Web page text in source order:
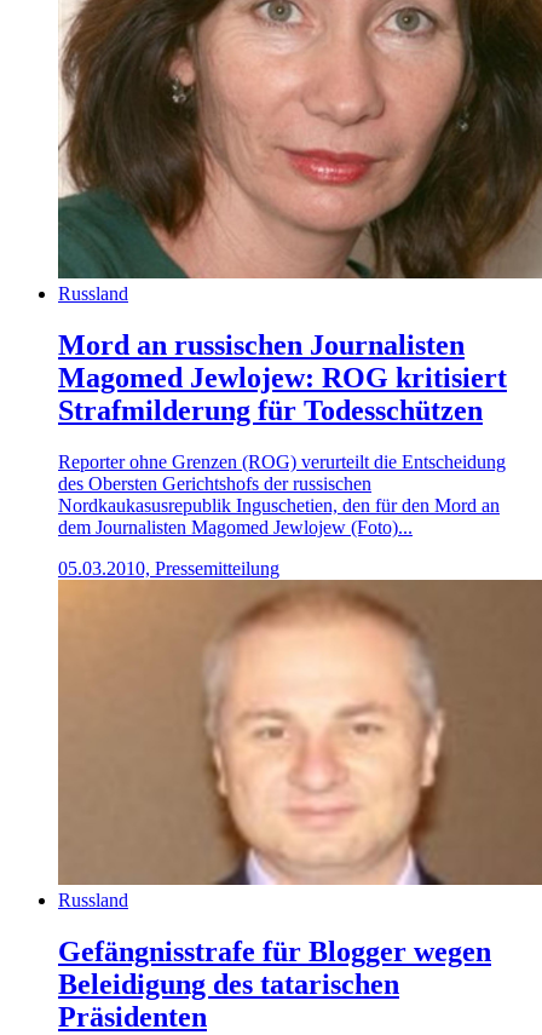
Russland
Mord an russischen Journalisten
Magomed Jewlojew: ROG kritisiert
Strafmilderung für Todesschützen
Reporter ohne Grenzen (ROG) verurteilt die Entscheidung
des Obersten Gerichtshofs der russischen
Nordkaukasusrepublik Inguschetien, den für den Mord an
dem Journalisten Magomed Jewlojew (Foto)...
05.03.2010, Pressemitteilung
Russland
Gefängnisstrafe für Blogger wegen
Beleidigung des tatarischen
Präsidenten